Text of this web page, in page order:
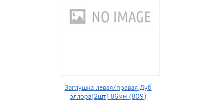
Заглушка левая/правая Дуб
эллора(2шт) 86мм (809)